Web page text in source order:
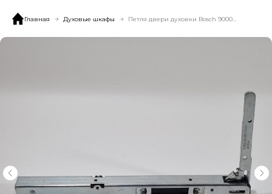
Главная Духовые шкафы